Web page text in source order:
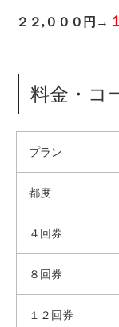
２２,０００円→
料金・コ
プラン
都度
４回券
８回券
１２回券